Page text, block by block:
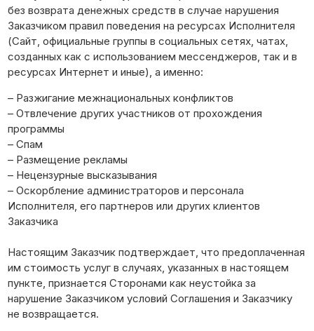
без возврата денежных средств в случае нарушения
Заказчиком правил поведения на ресурсах Исполнителя
(Сайт, официальные группы в социальных сетях, чатах,
созданных как с использованием мессенджеров, так и в
ресурсах Интернет и иные), а именно:
– Разжигание межнациональных конфликтов
– Отвлечение других участников от прохождения
программы
– Спам
– Размещение рекламы
– Нецензурные высказывания
– Оскорбление администраторов и персонала
Исполнителя, его партнеров или других клиентов
Заказчика
Настоящим Заказчик подтверждает, что предоплаченная
им стоимость услуг в случаях, указанных в настоящем
пункте, признается Сторонами как неустойка за
нарушение Заказчиком условий Соглашения и Заказчику
не возвращается.